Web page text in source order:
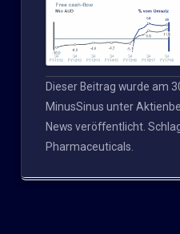
Dieser Beitrag wurde am
MinusSinus unter
News veröffentlicht.
Pharmaceuticals